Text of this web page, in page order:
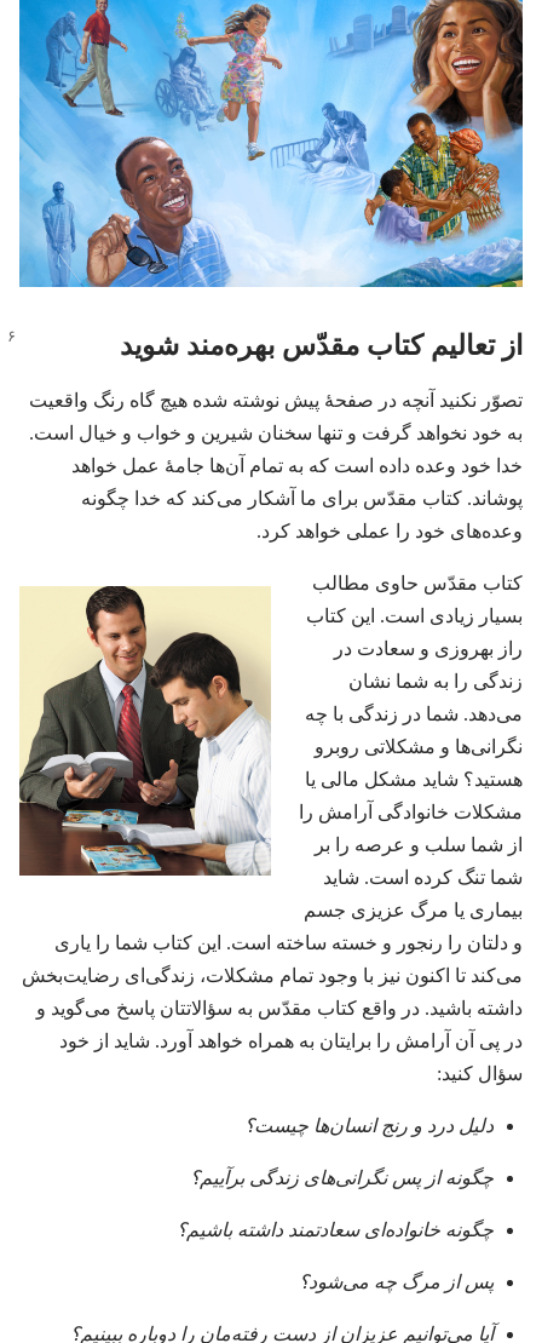
از تعالیم کتاب مقدّس بهره‌مند شوید
تصوّر نکنید آنچه در صفحهٔ پیش نوشته شده هیچ گاه رنگ واقعیت
به خود نخواهد گرفت و تنها سخنان شیرین و خواب و خیال است.‏
خدا خود وعده داده است که به تمام آن‌ها جامهٔ عمل خواهد
پوشاند.‏ کتاب مقدّس برای ما آشکار می‌کند که خدا چگونه
وعده‌های خود را عملی خواهد کرد.‏
کتاب مقدّس حاوی مطالب
بسیار زیادی است.‏ این کتاب
راز بهروزی و سعادت در
زندگی را به شما نشان
می‌دهد.‏ شما در زندگی با چه
نگرانی‌ها و مشکلاتی روبرو
هستید؟‏ شاید مشکل مالی یا
مشکلات خانوادگی آرامش را
از شما سلب و عرصه را بر
شما تنگ کرده است.‏ شاید
بیماری یا مرگ عزیزی جسم
و دلتان را رنجور و خسته ساخته است.‏ این کتاب شما را یاری
می‌کند تا اکنون نیز با وجود تمام مشکلات،‏ زندگی‌ای رضایت‌بخش
داشته باشید.‏ در واقع کتاب مقدّس به سؤالاتتان پاسخ می‌گوید و
در پی آن آرامش را برایتان به همراه خواهد آورد.‏ شاید از خود
سؤال کنید:‏
دلیل درد و رنج انسان‌ها چیست؟‏
چگونه از پس نگرانی‌های زندگی برآییم؟‏
چگونه خانواده‌ای سعادتمند داشته باشیم؟‏
پس از مرگ چه می‌شود؟‏
آیا می‌توانیم عزیزان از دست رفته‌مان را دوباره ببینیم؟‏